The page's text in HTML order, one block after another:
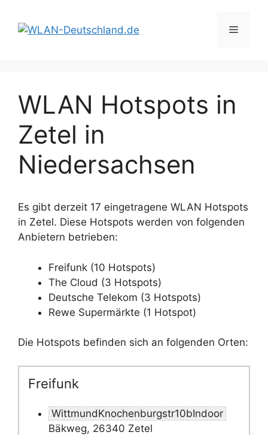
Inhalt
springen
Menü
WLAN Hotspots in
Zetel in
Niedersachsen
Es gibt derzeit 17 eingetragene WLAN Hotspots
in Zetel. Diese Hotspots werden von folgenden
Anbietern betrieben:
Freifunk (10 Hotspots)
The Cloud (3 Hotspots)
Deutsche Telekom (3 Hotspots)
Rewe Supermärkte (1 Hotspot)
Die Hotspots befinden sich an folgenden Orten:
Freifunk
WittmundKnochenburgstr10bIndoor
Bäkweg, 26340 Zetel